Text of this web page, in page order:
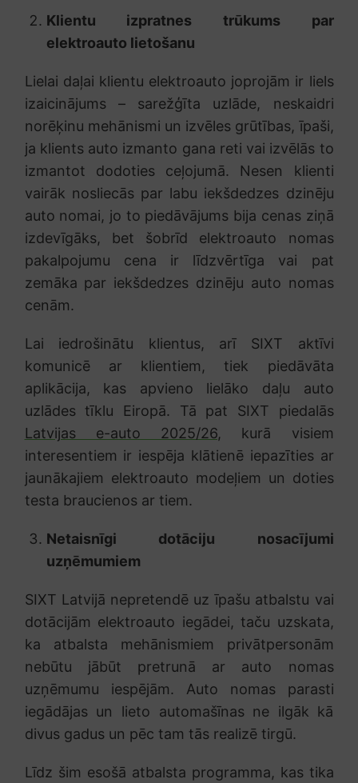
Klientu izpratnes trūkums par
elektroauto lietošanu
Lielai daļai klientu elektroauto joprojām ir liels
izaicinājums – sarežģīta uzlāde, neskaidri
norēķinu mehānismi un izvēles grūtības, īpaši,
ja klients auto izmanto gana reti vai izvēlās to
izmantot dodoties ceļojumā. Nesen klienti
vairāk nosliecās par labu iekšdedzes dzinēju
auto nomai, jo to piedāvājums bija cenas ziņā
izdevīgāks, bet šobrīd elektroauto nomas
pakalpojumu cena ir līdzvērtīga vai pat
zemāka par iekšdedzes dzinēju auto nomas
cenām.
Lai iedrošinātu klientus, arī SIXT aktīvi
komunicē ar klientiem, tiek piedāvāta
aplikācija, kas apvieno lielāko daļu auto
uzlādes tīklu Eiropā. Tā pat SIXT piedalās
Latvijas e-auto 2025/26, kurā visiem
interesentiem ir iespēja klātienē iepazīties ar
jaunākajiem elektroauto modeļiem un doties
testa braucienos ar tiem.
Netaisnīgi dotāciju nosacījumi
uzņēmumiem
SIXT Latvijā nepretendē uz īpašu atbalstu vai
dotācijām elektroauto iegādei, taču uzskata,
ka atbalsta mehānismiem privātpersonām
nebūtu jābūt pretrunā ar auto nomas
uzņēmumu iespējām. Auto nomas parasti
iegādājas un lieto automašīnas ne ilgāk kā
divus gadus un pēc tam tās realizē tirgū.
Līdz šim esošā atbalsta programma, kas tika